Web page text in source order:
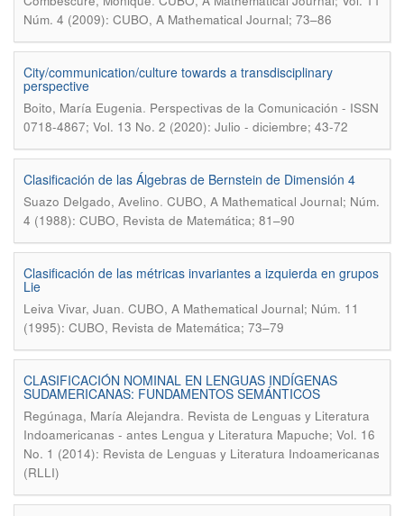
Núm. 4 (2009): CUBO, A Mathematical Journal; 73–86
City/communication/culture towards a transdisciplinary
perspective
Boito, María Eugenia. Perspectivas de la Comunicación - ISSN
0718-4867; Vol. 13 No. 2 (2020): Julio - diciembre; 43-72
Clasificación de las Álgebras de Bernstein de Dimensión 4
Suazo Delgado, Avelino. CUBO, A Mathematical Journal; Núm.
4 (1988): CUBO, Revista de Matemática; 81–90
Clasificación de las métricas invariantes a izquierda en grupos
Lie
Leiva Vivar, Juan. CUBO, A Mathematical Journal; Núm. 11
(1995): CUBO, Revista de Matemática; 73–79
CLASIFICACIÓN NOMINAL EN LENGUAS INDÍGENAS
SUDAMERICANAS: FUNDAMENTOS SEMÁNTICOS
Regúnaga, María Alejandra. Revista de Lenguas y Literatura
Indoamericanas - antes Lengua y Literatura Mapuche; Vol. 16
No. 1 (2014): Revista de Lenguas y Literatura Indoamericanas
(RLLI)